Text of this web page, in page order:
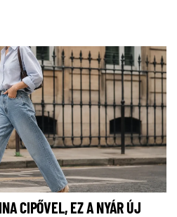
CIPŐVEL, EZ A NYÁR ÚJ